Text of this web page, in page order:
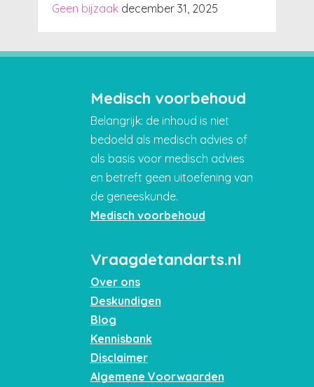
Geen bijzaak december 31, 2025
Medisch voorbehoud
Belangrijk: de inhoud is niet
bedoeld als medisch advies of
als basis voor medisch advies
en betreft geen uitoefening van
de geneeskunde.
Medisch voorbehoud
Vraagdetandarts.nl
Over ons
Deskundigen
Blog
Kennisbank
Disclaimer
Algemene Voorwaarden